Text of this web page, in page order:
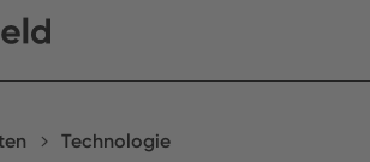
Technologie